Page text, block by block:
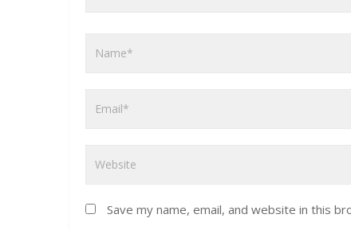
Save my name, email, and website in this